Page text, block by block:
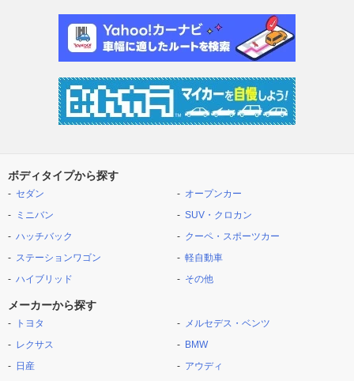
ボディタイプから探す
セダン
ミニバン
ハッチバック
ステーションワゴン
ハイブリッド
オープンカー
SUV・クロカン
クーペ・スポーツカー
軽自動車
その他
メーカーから探す
トヨタ
レクサス
日産
メルセデス・ベンツ
BMW
アウディ